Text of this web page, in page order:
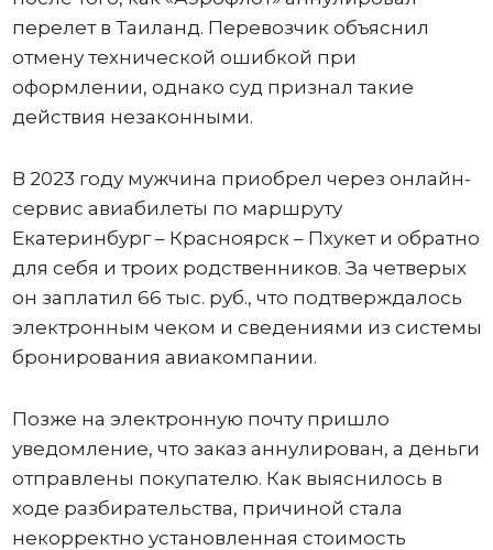
перелет в Таиланд. Перевозчик объяснил
отмену технической ошибкой при
оформлении, однако суд признал такие
действия незаконными.
В 2023 году мужчина приобрел через онлайн-
сервис авиабилеты по маршруту
Екатеринбург – Красноярск – Пхукет и обратно
для себя и троих родственников. За четверых
он заплатил 66 тыс. руб., что подтверждалось
электронным чеком и сведениями из системы
бронирования авиакомпании.
Позже на электронную почту пришло
уведомление, что заказ аннулирован, а деньги
отправлены покупателю. Как выяснилось в
ходе разбирательства, причиной стала
некорректно установленная стоимость